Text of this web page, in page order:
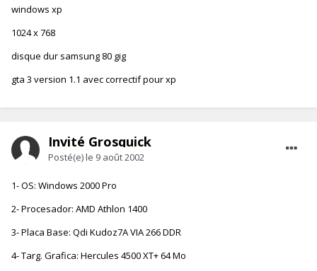
windows xp
1024 x 768
disque dur samsung 80 gig
gta 3 version 1.1 avec correctif pour xp
Invité Grosquick
Posté(e)le 9 août 2002
1- OS: Windows 2000 Pro
2- Procesador: AMD Athlon 1400
3- Placa Base: Qdi Kudoz7A VIA 266 DDR
4- Targ. Grafica: Hercules 4500 XT+ 64 Mo